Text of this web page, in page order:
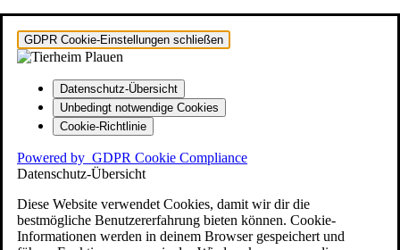
GDPR Cookie-Einstellungen schließen
Datenschutz-Übersicht
Unbedingt notwendige Cookies
Cookie-Richtlinie
Powered by GDPR Cookie Compliance
Datenschutz-Übersicht
Diese Website verwendet Cookies, damit wir dir die
bestmögliche Benutzererfahrung bieten können. Cookie-
Informationen werden in deinem Browser gespeichert und